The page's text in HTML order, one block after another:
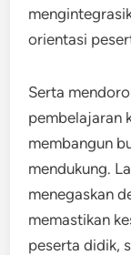
orientasi
Serta
pembelajaran
membangun
mendukung.
menegaskan
memastikan
peserta didik,